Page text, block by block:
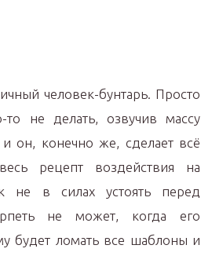
человек-бунтарь. Просто
то не делать, озвучив массу
он, конечно же, сделает всё
рецепт воздействия на
не в силах устоять перед
не может, когда его
будет ломать все шаблоны и